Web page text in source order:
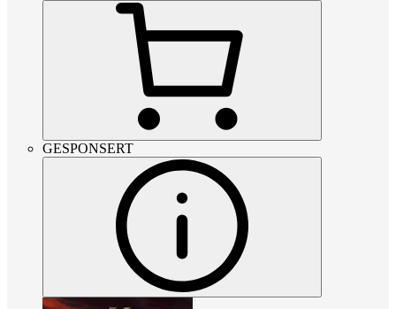
GESPONSERT